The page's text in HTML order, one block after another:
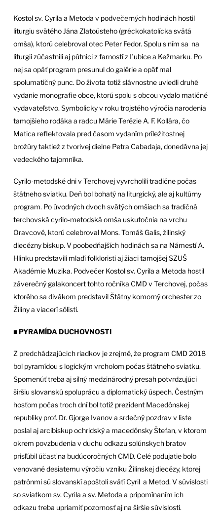
Kostol sv. Cyrila a Metoda v podvečerných hodinách hostil
liturgiu svätého Jána Zlatoústeho (gréckokatolícka svätá
omša), ktorú celebroval otec Peter Fedor. Spolu s ním sa na
liturgii zúčastnili aj pútnici z farností z Ľubice a Kežmarku. Po
nej sa opäť program presunul do galérie a opäť mal
spolumatičný punc. Do života totiž slávnostne uviedli druhé
vydanie monografie obce, ktorú spolu s obcou vydalo matičné
vydavateľstvo. Symbolicky v roku trojstého výročia narodenia
tamojšieho rodáka a radcu Márie Terézie A. F. Kollára, čo
Matica reflektovala pred časom vydaním príležitostnej
brožúry taktiež z tvorivej dielne Petra Cabadaja, donedávna jej
vedeckého tajomníka.
Cyrilo-metodské dni v Terchovej vyvrcholili tradične počas
štátneho sviatku. Deň bol bohatý na liturgický, ale aj kultúrny
program. Po úvodných dvoch svätých omšiach sa tradičná
terchovská cyrilo-metodská omša uskutočnia na vrchu
Oravcové, ktorú celebroval Mons. Tomáš Galis, žilinský
diecézny biskup. V poobedňajších hodinách sa na Námestí A.
Hlinku predstavili mladí folkloristi aj žiaci tamojšej SZUŠ
Akadémie Muzika. Podvečer Kostol sv. Cyrila a Metoda hostil
záverečný galakoncert tohto ročníka CMD v Terchovej, počas
ktorého sa divákom predstavil Štátny komorný orchester zo
Žiliny a viacerí sólisti.
■ PYRAMÍDA DUCHOVNOSTI
Z predchádzajúcich riadkov je zrejmé, že program CMD 2018
bol pyramídou s logickým vrcholom počas štátneho sviatku.
Spomenúť treba aj silný medzinárodný presah potvrdzujúci
širšiu slovanskú spoluprácu a diplomatický úspech. Čestným
hosťom počas troch dní bol totiž prezident Macedónskej
republiky prof. Dr. Gjorge Ivanov a srdečný pozdrav v liste
poslal aj arcibiskup ochridský a macedónsky Štefan, v ktorom
okrem povzbudenia v duchu odkazu solúnskych bratov
prisľúbil účasť na budúcoročných CMD. Celé podujatie bolo
venované desiatemu výročiu vzniku Žilinskej diecézy, ktorej
patrónmi sú slovanskí apoštoli svätí Cyril a Metod. V súvislosti
so sviatkom sv. Cyrila a sv. Metoda a pripomínaním ich
odkazu treba upriamiť pozornosť aj na širšie súvislosti.